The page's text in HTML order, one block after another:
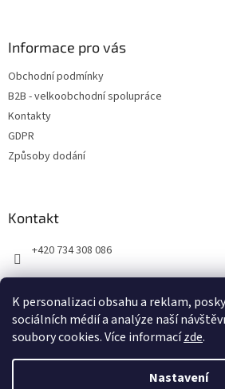
K personalizaci obsahu a reklam,
sociálních médií a analýze naší
soubory cookies. Více informacízde.
Nastavení
Informace pro vás
Obchodní podmínky
B2B - velkoobchodní spolupráce
Kontakty
GDPR
Způsoby dodání
Kontakt
+420 734 308 086